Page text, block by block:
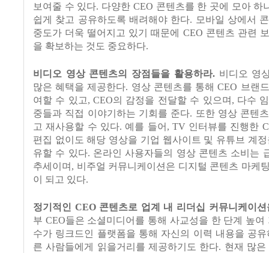
보여줄 수 있다. 다양한 CEO 콘텐츠를 한 곳에 모아 하
쉽게 찾고 공유하도록 배려해야 한다. 모바일 상에서
중도가 더욱 떨어지고 있기 때문에
CEO 콘텐츠 관련
을 확보하는 것도 중요하다.
비디오 영상 콘텐츠의 장점들을 활용하라. 비디오 영
많은 혜택을 제공한다. 영상 콘텐츠를 통해 CEO 브랜
여할 수 있고, CEO의 감정을 전달할 수 있으며 , 다수
중들과 직접 이야기하는 기회를 준다. 또한 영상 콘텐
고 재사용할 수 있다. 예를 들어 , TV 인터뷰를 진행한
편집 없이도 해당 영상을 기업 웹사이트 및 유튜브 계
유할 수 있다. 온라인 사용자들의 영상 콘텐츠 소비는
추세이며 , 비주얼 커뮤니케이션은 디지털 콘텐츠 마케
이 되고 있다.
정기적인 CEO 콘텐츠로 업계 내 리더십 커뮤니케이
부 CEO들은 소셜미디어를 통해 사교성을 한 단계 높여
수가 링크드인 플랫폼을 통해 자신의 이력 내용을 공유
른 사람들에게 읽을거리를 제공하기도 한다. 현재 많